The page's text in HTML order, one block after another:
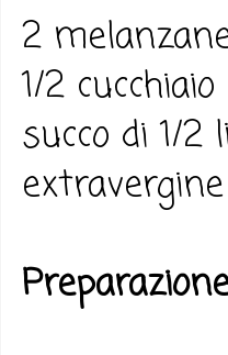
2
1/2
succo di 1/2